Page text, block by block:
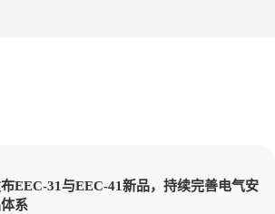
EEC-31与EEC-41新品，持续完善电气安
系